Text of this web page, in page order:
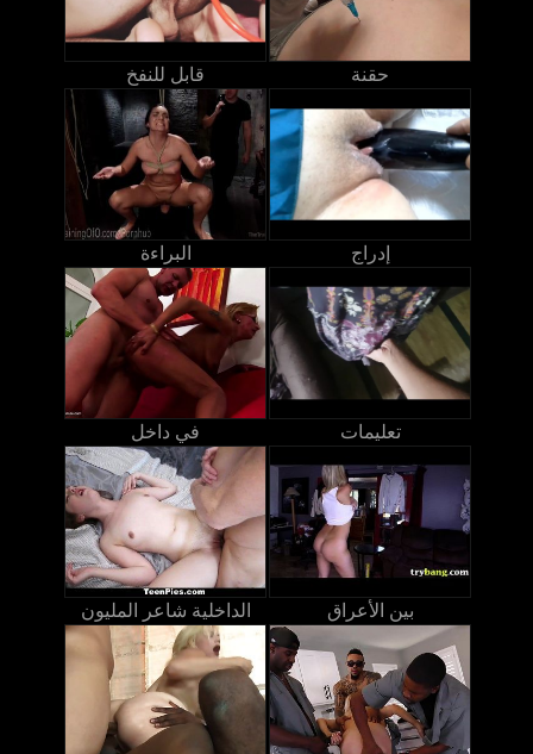
قابل للنفخ حقنة
البراءة إدراج
في داخل تعليمات
الداخلية شاعر المليون بين الأعراق